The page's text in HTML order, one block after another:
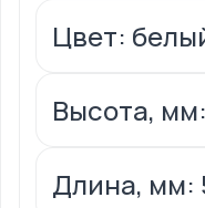
Цвет:
Высота,
Длина, мм: